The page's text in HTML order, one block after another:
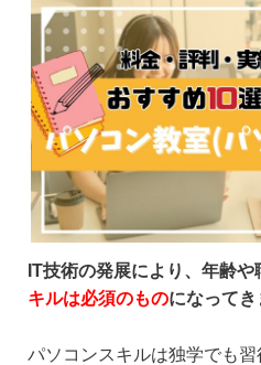
IT技術の発展により、年齢
キルは必須のものになってき
パソコンスキルは独学でも